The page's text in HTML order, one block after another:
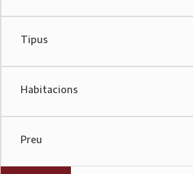
Tipus
Habitacions
Preu